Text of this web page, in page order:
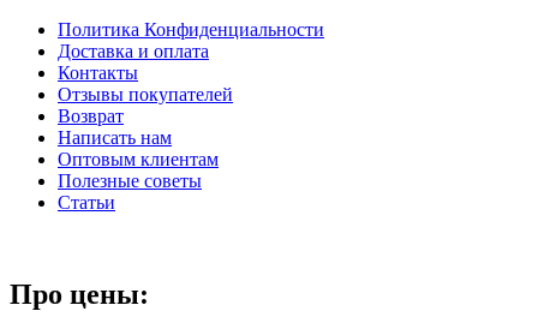
Политика Конфиденциальности
Доставка и оплата
Контакты
Отзывы покупателей
Возврат
Написать нам
Оптовым клиентам
Полезные советы
Статьи
Про цены: